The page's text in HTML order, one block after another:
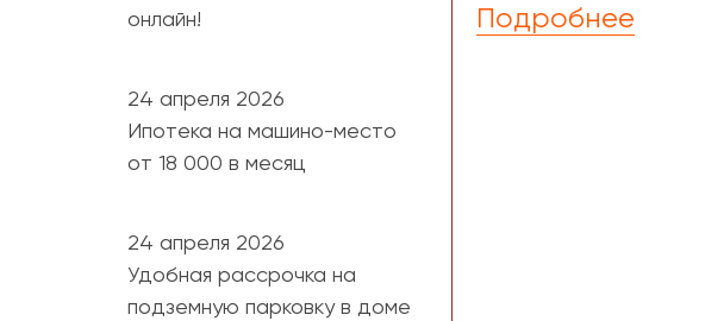
онлайн!
24 апреля 2026
Ипотека на машино-место
от 18 000 в месяц
24 апреля 2026
Удобная рассрочка на
подземную парковку в доме
Подробнее